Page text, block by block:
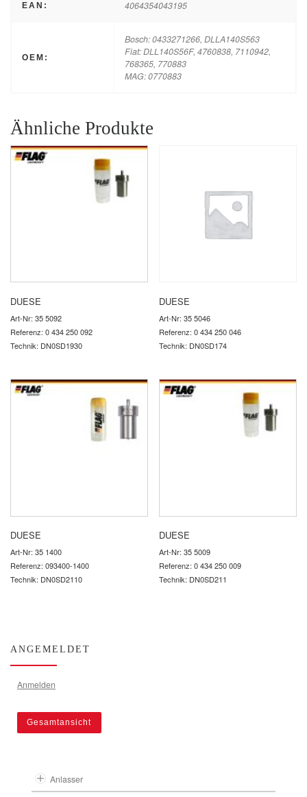
EAN: 4064354043195
OEM:
Bosch: 0433271266, DLLA140S563
Fiat: DLL140S56F, 4760838, 7110942,
768365, 770883
MAG: 0770883
Ähnliche Produkte
DUESE
Art-Nr: 35 5092
Referenz: 0 434 250 092
Technik: DN0SD1930
DUESE
Art-Nr: 35 5046
Referenz: 0 434 250 046
Technik: DN0SD174
DUESE
Art-Nr: 35 1400
Referenz: 093400-1400
Technik: DN0SD2110
DUESE
Art-Nr: 35 5009
Referenz: 0 434 250 009
Technik: DN0SD211
ANGEMELDET
Anmelden
Gesamtansicht
Anlasser